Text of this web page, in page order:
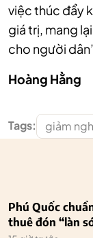
việc thúc đẩy
giá trị, mang
cho người
Hoàng Hằng
Tags: giảm
Phú Quốc
thuê đón “làn